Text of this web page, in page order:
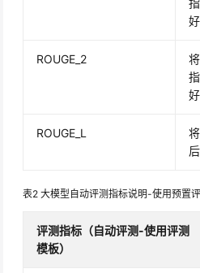
好
ROUGE_2
好
ROUGE_L
表2大模型自动评测指标说明-使用预置
评测指标（自动评测-使用评测
模板）